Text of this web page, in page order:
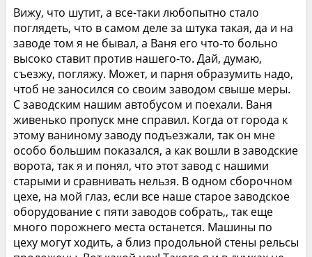
Вижу, что шутит, а все-таки любопытно стало
поглядеть, что в самом деле за штука такая, да и на
заводе том я не бывал, а Ваня его что-то больно
высоко ставит против нашего-то. Дай, думаю,
съезжу, погляжу. Может, и парня образумить надо,
чтоб не заносился со своим заводом свыше меры.
С заводским нашим автобусом и поехали. Ваня
живенько пропуск мне справил. Когда от города к
этому ваниному заводу подъезжали, так он мне
особо большим показался, а как вошли в заводские
ворота, так я и понял, что этот завод с нашими
старыми и сравнивать нельзя. В одном сборочном
цехе, на мой глаз, если все наше старое заводское
оборудование с пяти заводов собрать,, так еще
много порожнего места останется. Машины по
цеху могут ходить, а близ продольной стены рельсы